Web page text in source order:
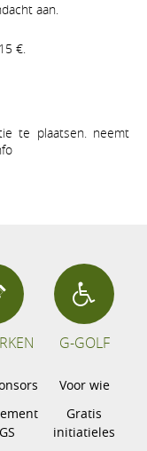
aan.
€.
te plaatsen. neemt
G-GOLF
Voor wie
Gratis
initiatieles